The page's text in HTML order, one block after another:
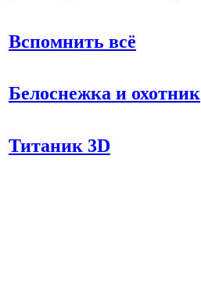
Вспомнить всё
Белоснежка и охотник
Титаник 3D